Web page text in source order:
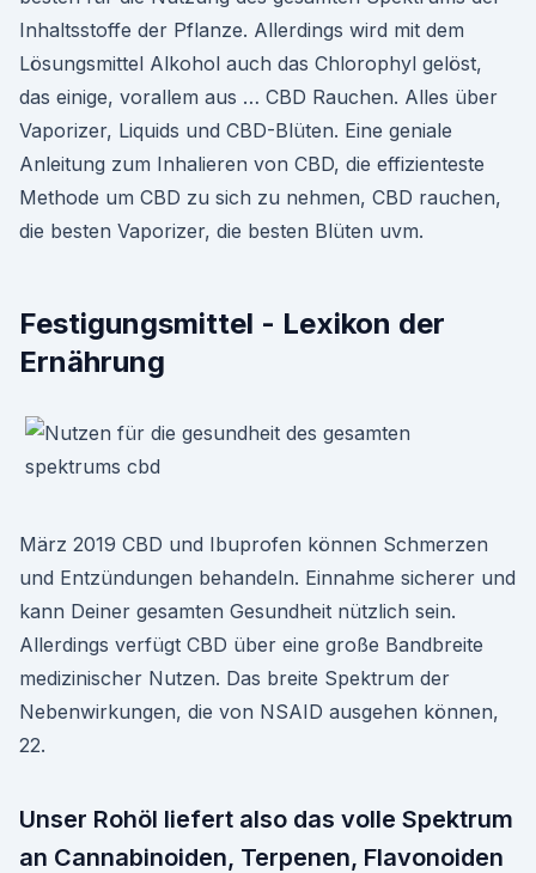
Inhaltsstoffe der Pflanze. Allerdings wird mit dem
Lösungsmittel Alkohol auch das Chlorophyl gelöst,
das einige, vorallem aus … CBD Rauchen. Alles über
Vaporizer, Liquids und CBD-Blüten. Eine geniale
Anleitung zum Inhalieren von CBD, die effizienteste
Methode um CBD zu sich zu nehmen, CBD rauchen,
die besten Vaporizer, die besten Blüten uvm.
Festigungsmittel - Lexikon der
Ernährung
März 2019 CBD und Ibuprofen können Schmerzen
und Entzündungen behandeln. Einnahme sicherer und
kann Deiner gesamten Gesundheit nützlich sein.
Allerdings verfügt CBD über eine große Bandbreite
medizinischer Nutzen. Das breite Spektrum der
Nebenwirkungen, die von NSAID ausgehen können,
22.
Unser Rohöl liefert also das volle Spektrum
an Cannabinoiden, Terpenen, Flavonoiden